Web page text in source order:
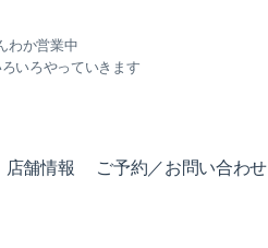
わか営業中
いろやっていきます
店舗情報 ご予約／お問い合わせ